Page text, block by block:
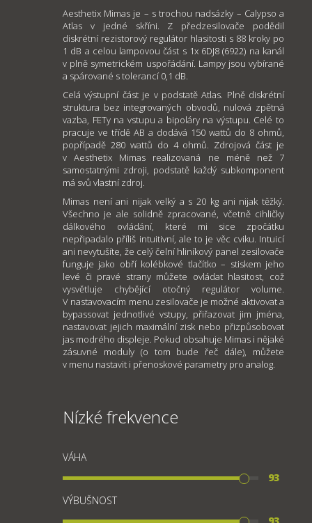
Aesthetix Mimas je – s trochou nadsázky – Calypso a
Atlas v jedné skříni. Z předzesilovače podědil
diskrétní rezistorový regulátor hlasitosti s 88 kroky po
1 dB a celou lampovou část s 1x 6DJ8 (6922) na kanál
v plně symetrickém uspořádání. Lampy jsou vybírané
a spárované s tolerancí 0,1 dB.
Celá výstupní část je v podstatě Atlas. Plně diskrétní
struktura bez integrovaných obvodů, nulová zpětná
vazba, FETy na vstupu a bipoláry na výstupu. Celé to
pracuje ve třídě AB a dodává 150 wattů do 8 ohmů,
popřípadě 280 wattů do 4 ohmů. Zdrojová část je
v Aesthetix Mimas realizovaná ne méně než 7
samostatnými zdroji, podstatě každý subkomponent
má svů vlastní zdroj.
Mimas není ani nijak velký a s 20 kg ani nijak těžký.
Všechno je ale solidně zpracované, včetně cihličky
dálkového ovládání, které mi sice zpočátku
nepřipadalo příliš intuitivní, ale to je věc cviku. Intuicí
ani nevytušíte, že celý čelní hliníkový panel zesilovače
funguje jako obří kolébkové tlačítko – stiskem jeho
levé či pravé strany můžete ovládat hlasitost, což
vysvětluje chybějící otočný regulátor volume.
V nastavovacím menu zesilovače je možné aktivovat a
bypassovat jednotlivé vstupy, přiřazovat jim jména,
nastavovat jejich maximální zisk nebo přizpůsobovat
jas modrého displeje. Pokud obsahuje Mimas i nějaké
zásuvné moduly (o tom bude řeč dále), můžete
v menu nastavit i přenoskové parametry pro analog.
Nízké frekvence
VÁHA
93
VÝBUŠNOST
93